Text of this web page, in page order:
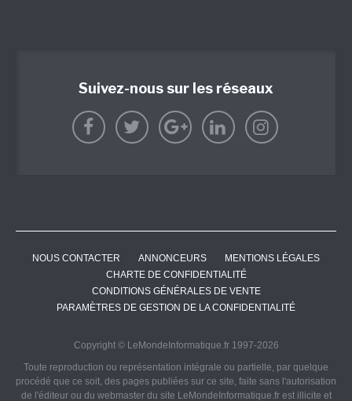
Suivez-nous sur les réseaux
NOUS CONTACTER ANNONCEURS
MENTIONS LÉGALES
CHARTE DE CONFIDENTIALITÉ
CONDITIONS GÉNÉRALES DE VENTE
PARAMÈTRES DE GESTION DE LA CONFIDENTIALITÉ
Copyright © LeMondeInformatique.fr 1997-2026
Toute reproduction ou représentation intégrale ou partielle, par quelque
procédé que ce soit, des pages publiées sur ce site, faite sans l'autorisation
de l'éditeur ou du webmaster du site LeMondeInformatique.fr est illicite et